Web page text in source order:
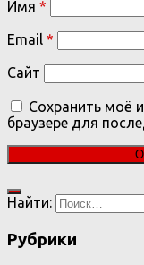
Имя *
Email *
Сайт
Сохранить моё
браузере для
Найти:
Рубрики